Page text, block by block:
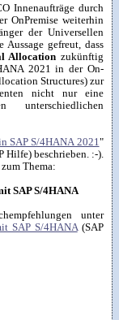
Innenaufträge durch
OnPremise weiterhin
der Universellen
gefreut, dass
Allocation zukünftig
2021 in der On-
Structures) zur
nicht nur eine
unterschiedlichen
SAP S/4HANA 2021"
Hilfe) beschrieben. :-).
Thema:
SAP S/4HANA
unter
SAP S/4HANA(SAP